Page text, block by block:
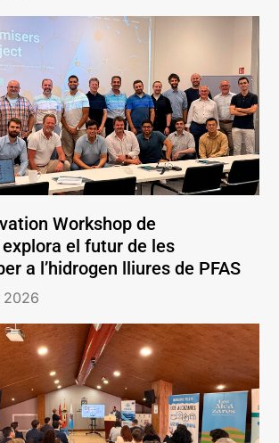
Workshop de
explora el futur de les
a l’hidrogen lliures de PFAS
2026